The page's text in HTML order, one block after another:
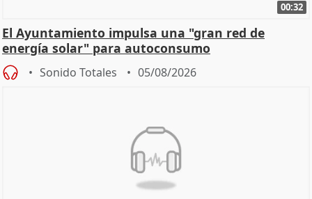
00:32
El Ayuntamiento impulsa una "gran red de
energía solar" para autoconsumo
Sonido Totales 05/08/2026